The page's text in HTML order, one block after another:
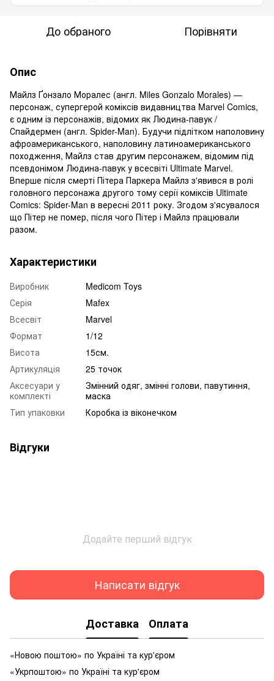
До обраного Порівняти
Опис
Майлз Ґонзало Моралес (англ. Miles Gonzalo Morales) —
персонаж, супергерой коміксів видавництва Marvel Comics,
є одним із персонажів, відомих як Людина-павук /
Спайдермен (англ. Spider-Man). Будучи підлітком наполовину
афроамериканського, наполовину латиноамериканського
походження, Майлз став другим персонажем, відомим під
псевдонімом Людина-павук у всесвіті Ultimate Marvel.
Вперше після смерті Пітера Паркера Майлз з'явився в ролі
головного персонажа другого тому серії коміксів Ultimate
Comics: Spider-Man в вересні 2011 року. Згодом з'ясувалося
що Пітер не помер, після чого Пітер і Майлз працювали
разом.
Характеристики
Виробник
Medicom Toys
Серія
Mafex
Всесвіт
Marvel
Формат
1/12
Висота
15см.
Артикуляція
25 точок
Аксесуари у
комплекті
Змінний одяг, змінні голови, павутиння,
маска
Тип упаковки
Коробка із віконечком
Відгуки
Додайте перший відгук
Написати відгук
Доставка Оплата
«Новою поштою» по Україні та кур'єром
«Укрпоштою» по Україні та кур'єром